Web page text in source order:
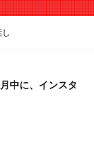
中に、インスタ